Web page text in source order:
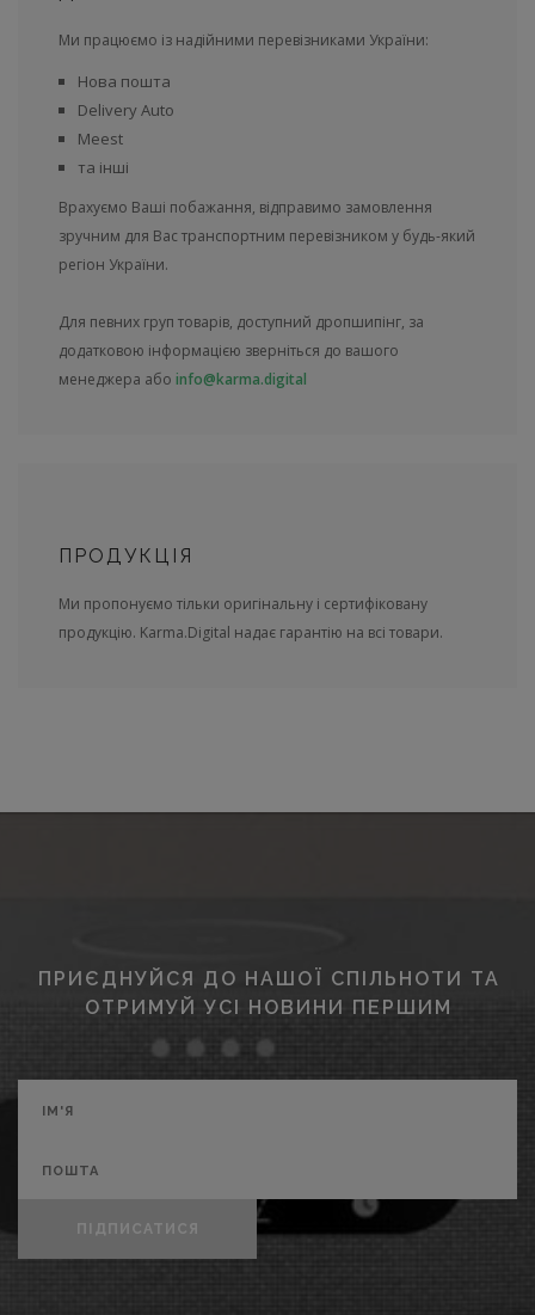
Ми працюємо із надійними перевізниками України:
Нова пошта
Delivery Auto
Meest
та інші
Врахуємо Ваші побажання, відправимо замовлення
зручним для Вас транспортним перевізником у будь-який
регіон України.
Для певних груп товарів, доступний дропшипінг, за
додатковою інформацією зверніться до вашого
менеджера або info@karma.digital
ПРОДУКЦІЯ
Ми пропонуємо тільки оригінальну і сертифіковану
продукцію. Karma.Digital надає гарантію на всі товари.
ПРИЄДНУЙСЯ ДО НАШОЇ СПІЛЬНОТИ ТА
ОТРИМУЙ УСІ НОВИНИ ПЕРШИМ
ПІДПИСАТИСЯ